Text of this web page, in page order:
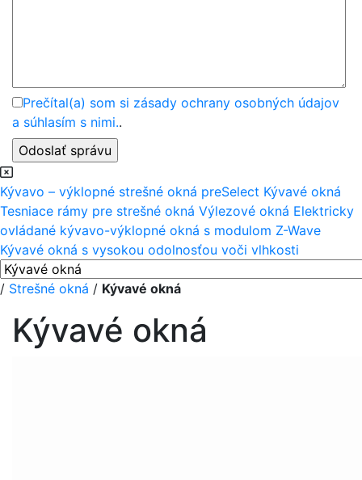
Prečítal(a) som si zásady ochrany osobných údajov
a súhlasím s nimi..
Kývavo – výklopné strešné okná preSelect Kývavé okná
Tesniace rámy pre strešné okná Výlezové okná Elektricky
ovládané kývavo-výklopné okná s modulom Z-Wave
Kývavé okná s vysokou odolnosťou voči vlhkosti
/ Strešné okná / Kývavé okná
Kývavé okná